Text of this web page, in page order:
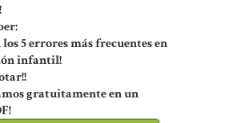
los 5 errores más frecuentes en
infantil!
gratuitamente en un